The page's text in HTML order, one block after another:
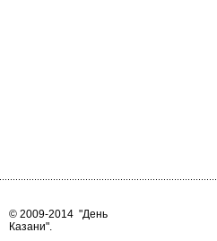
© 2009-2014 "День
Казани".